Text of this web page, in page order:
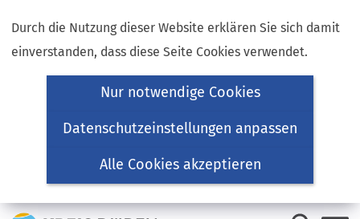
Durch die Nutzung dieser Website erklären Sie sich damit
einverstanden, dass diese Seite Cookies verwendet.
Nur notwendige Cookies
Datenschutzeinstellungen anpassen
Alle Cookies akzeptieren
Inhalt anspringen